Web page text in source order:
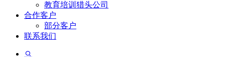
教育培训猎头公司
合作客户
部分客户
联系我们